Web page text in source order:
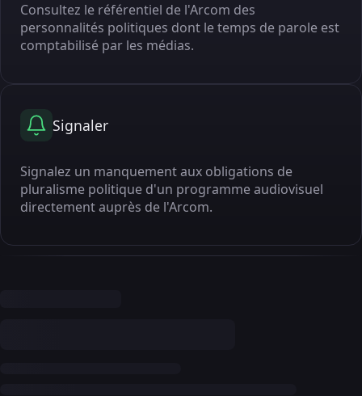
Consultez le référentiel de l'Arcom des
personnalités politiques dont le temps de parole est
comptabilisé par les médias.
Signaler
Signalez un manquement aux obligations de
pluralisme politique d'un programme audiovisuel
directement auprès de l'Arcom.